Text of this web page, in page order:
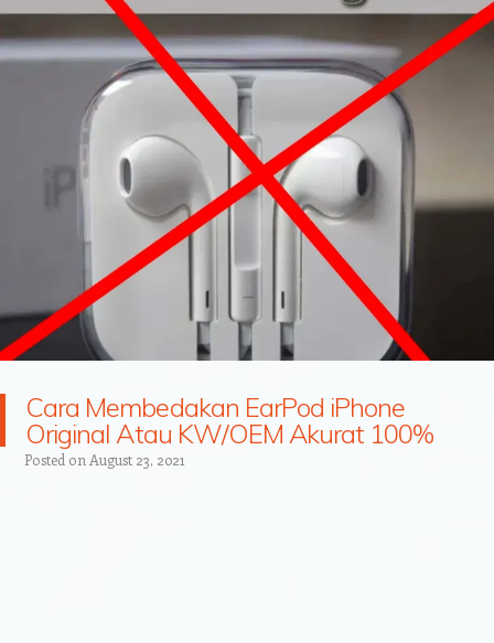
Cara Membedakan EarPod iPhone
Original Atau KW/OEM Akurat 100%
Posted on August 23, 2021